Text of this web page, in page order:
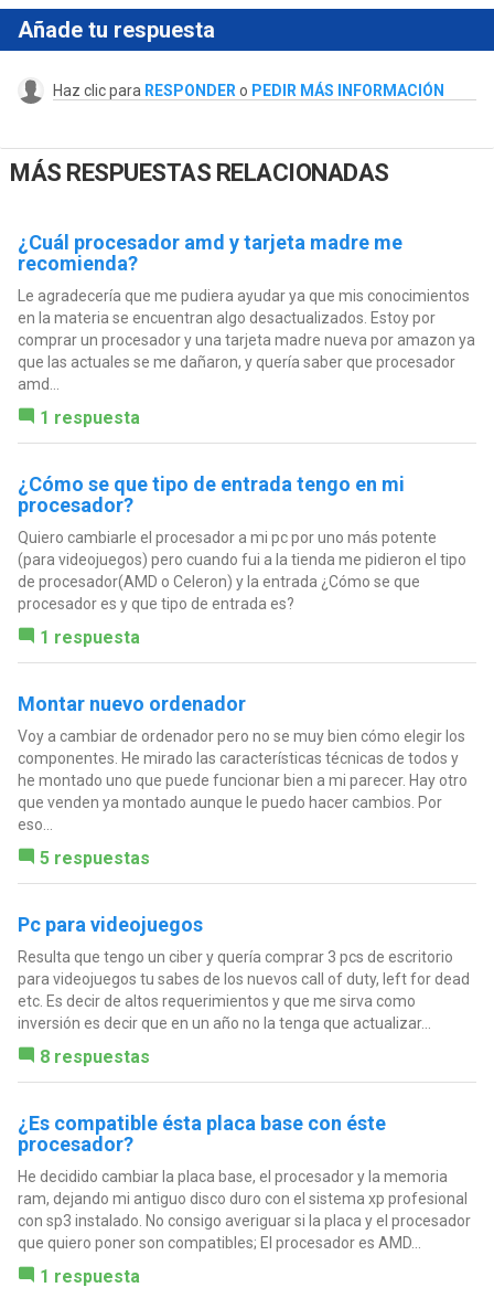
Añade tu respuesta
Haz clic para RESPONDER o PEDIR MÁS INFORMACIÓN
MÁS RESPUESTAS RELACIONADAS
¿Cuál procesador amd y tarjeta madre me
recomienda?
Le agradecería que me pudiera ayudar ya que mis conocimientos
en la materia se encuentran algo desactualizados. Estoy por
comprar un procesador y una tarjeta madre nueva por amazon ya
que las actuales se me dañaron, y quería saber que procesador
amd...
1 respuesta
¿Cómo se que tipo de entrada tengo en mi
procesador?
Quiero cambiarle el procesador a mi pc por uno más potente
(para videojuegos) pero cuando fui a la tienda me pidieron el tipo
de procesador(AMD o Celeron) y la entrada ¿Cómo se que
procesador es y que tipo de entrada es?
1 respuesta
Montar nuevo ordenador
Voy a cambiar de ordenador pero no se muy bien cómo elegir los
componentes. He mirado las características técnicas de todos y
he montado uno que puede funcionar bien a mi parecer. Hay otro
que venden ya montado aunque le puedo hacer cambios. Por
eso...
5 respuestas
Pc para videojuegos
Resulta que tengo un ciber y quería comprar 3 pcs de escritorio
para videojuegos tu sabes de los nuevos call of duty, left for dead
etc. Es decir de altos requerimientos y que me sirva como
inversión es decir que en un año no la tenga que actualizar...
8 respuestas
¿Es compatible ésta placa base con éste
procesador?
He decidido cambiar la placa base, el procesador y la memoria
ram, dejando mi antiguo disco duro con el sistema xp profesional
con sp3 instalado. No consigo averiguar si la placa y el procesador
que quiero poner son compatibles; El procesador es AMD...
1 respuesta